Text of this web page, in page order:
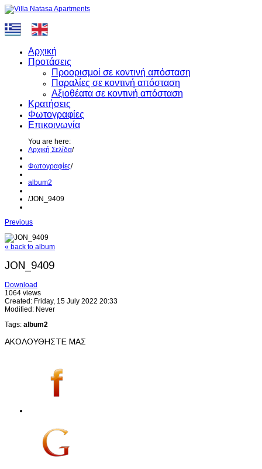
Αρχική
Προτάσεις
Προορισμοί σε κοντινή απόσταση
Παραλίες σε κοντινή απόσταση
Αξιοθέατα σε κοντινή απόσταση
Κρατήσεις
Φωτογραφίες
Επικοινωνία
You are here:
Αρχική Σελίδα/
Φωτογραφίες/
album2
/JON_9409
Previous
« back to album
JON_9409
Download
1064 views
Created: Friday, 15 July 2022 20:33
Modified: Never
Tags: album2
ΑΚΟΛΟΥΘΗΣΤΕ ΜΑΣ